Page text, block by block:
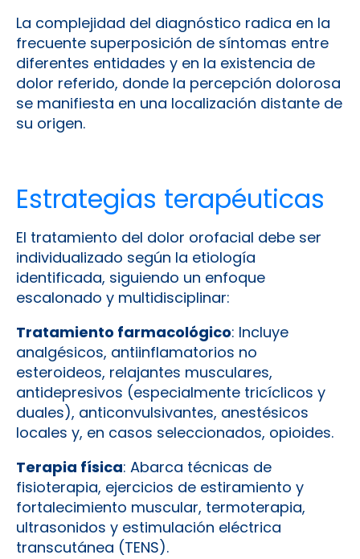
La complejidad del diagnóstico radica en la
frecuente superposición de síntomas entre
diferentes entidades y en la existencia de
dolor referido, donde la percepción dolorosa
se manifiesta en una localización distante de
su origen.
Estrategias terapéuticas
El tratamiento del dolor orofacial debe ser
individualizado según la etiología
identificada, siguiendo un enfoque
escalonado y multidisciplinar:
Tratamiento farmacológico: Incluye
analgésicos, antiinflamatorios no
esteroideos, relajantes musculares,
antidepresivos (especialmente tricíclicos y
duales), anticonvulsivantes, anestésicos
locales y, en casos seleccionados, opioides.
Terapia física: Abarca técnicas de
fisioterapia, ejercicios de estiramiento y
fortalecimiento muscular, termoterapia,
ultrasonidos y estimulación eléctrica
transcutánea (TENS).